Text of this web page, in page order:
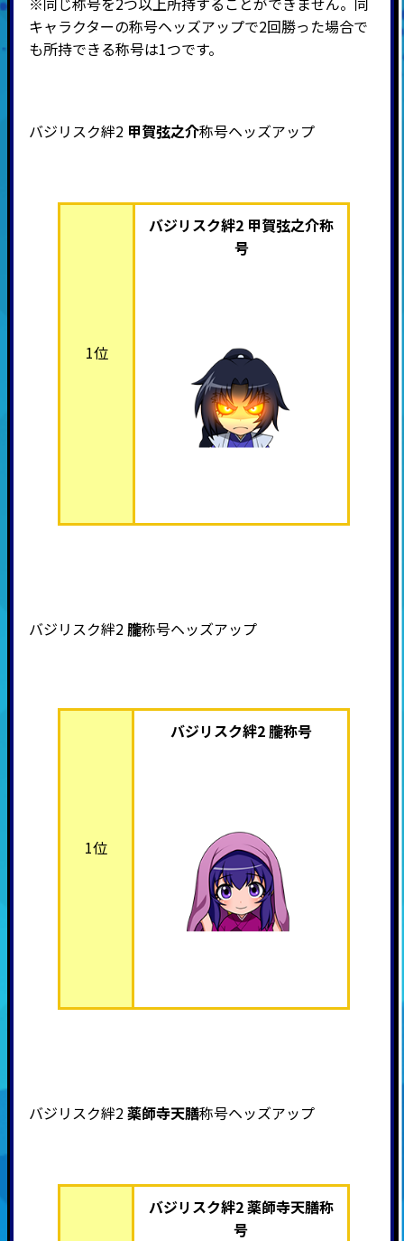
キャラクターの称号ヘッズアップで2回勝った場合で
も所持できる称号は1つです。
バジリスク絆2 甲賀弦之介称号ヘッズアップ
1位
バジリスク絆2 甲賀弦之介称
号
バジリスク絆2 朧称号ヘッズアップ
1位
バジリスク絆2 朧称号
バジリスク絆2薬師寺天膳称号ヘッズアップ
バジリスク絆2 薬師寺天膳称
号